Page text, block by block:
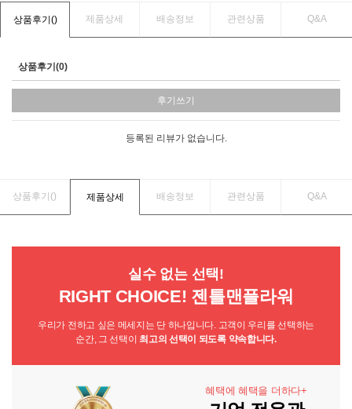
상품후기() 제품상세 배송정보 관련상품 Q&A
상품후기(0)
후기쓰기
등록된 리뷰가 없습니다.
상품후기() 제품상세 배송정보 관련상품 Q&A
실수 없는 선택!
RIGHT CHOICE! 젠틀맨플라워
우리가 전하고 싶은 메세지는 단 하나입니다. 고객이 우리를 선택하는
순간, 그 선택이 최고의 선택이 되도록 약속합니다.
혜택에 혜택을 더하다+